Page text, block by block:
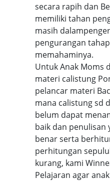
secara rapih dan
memiliki tahan
masih
pengurangan
memahaminya.
Untuk Anak Moms
materi calistung
pelancar materi
mana calistung sd
belum dapat
baik dan penulisan
benar serta
perhitungan
kurang, kami
Pelajaran agar